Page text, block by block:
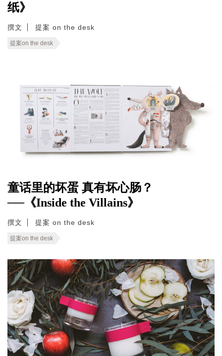
纸》
撰文 提案 on the desk
提案on the desk
童话里的坏蛋 真有坏心肠？
──《Inside the Villains》
撰文 提案 on the desk
提案on the desk